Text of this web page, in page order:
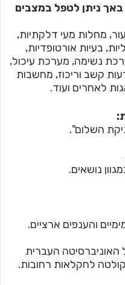
ניתן לטפל במצבים
מחלות מעי דלקתיות,
בעיות אורטופדיות,
נשימה, מערכת עיכול,
קשב וריכוז, מחשבות
לאחרים ועוד.
נושאים.
והענפים ארציים.
האוניברסיטה העברית
לחקלאות רחובות.